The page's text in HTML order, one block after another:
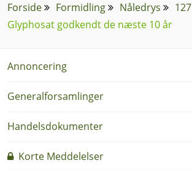
Forside Formidling Nåledrys
127
Glyphosat godkendt de næste 10 år
Annoncering
Generalforsamlinger
Handelsdokumenter
Korte Meddelelser